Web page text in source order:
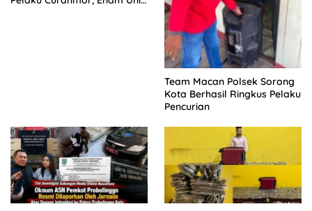
Team Macan Polsek Sorong
Kota Berhasil Ringkus Pelaku
Pencurian